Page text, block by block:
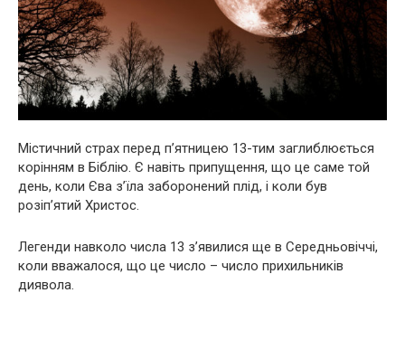
Містичний страх перед п’ятницею 13-тим заглиблюється
корінням в Біблію. Є навіть припущення, що це саме той
день, коли Єва з’їла заборонений плід, і коли був
розіп’ятий Христос.
Легенди навколо числа 13 з’явилися ще в Середньовіччі,
коли вважалося, що це число – число прихильників
диявола.